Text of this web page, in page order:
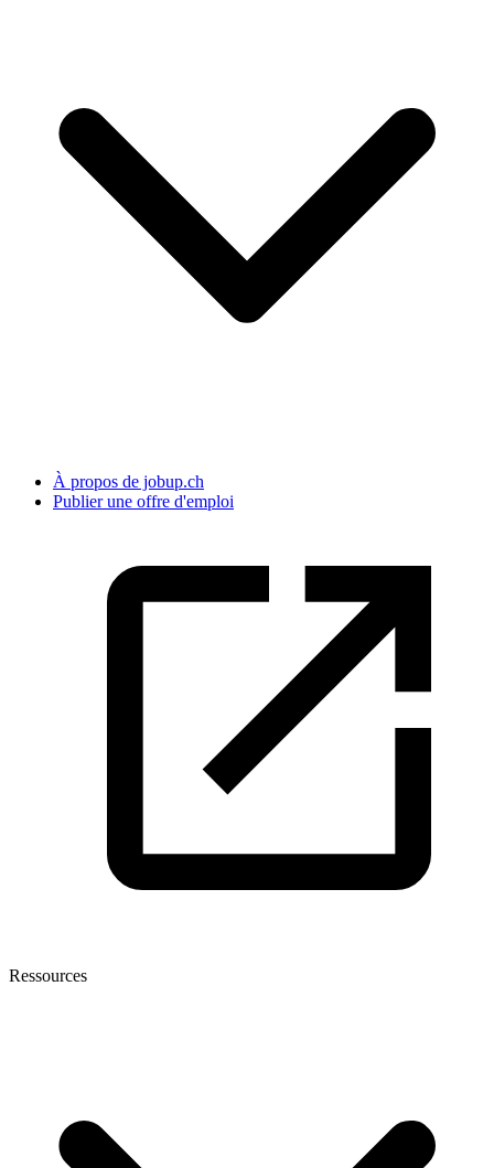
À propos de jobup.ch
Publier une offre d'emploi
Ressources